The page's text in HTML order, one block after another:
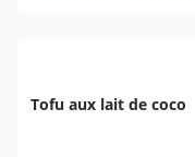
Tofu aux lait de coco